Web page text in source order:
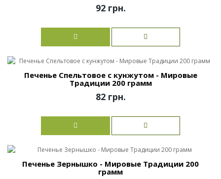
92 грн.
Печенье Спельтовое с кунжутом - Мировые
Традиции 200 грамм
82 грн.
Печенье Зернышко - Мировые Традиции 200
грамм